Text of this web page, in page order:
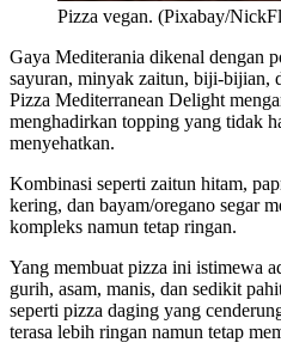
Pizza vegan. (Pixabay/
Gaya Mediterania dikenal dengan
sayuran, minyak zaitun, biji-bijian,
Pizza Mediterranean Delight
menghadirkan topping yang tidak
menyehatkan.
Kombinasi seperti zaitun hitam,
kering, dan bayam/oregano segar
kompleks namun tetap ringan.
Yang membuat pizza ini istimewa
gurih, asam, manis, dan sedikit
seperti pizza daging yang
terasa lebih ringan namun tetap